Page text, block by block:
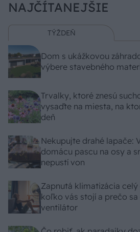
NAJČÍTANEJŠIE
TÝŽDEŇ
Dom s ukážkovou
výbere stavebného
Trvalky, ktoré znesú
vysaďte na miesta, na
deň
Nekupujte drahé lapače:
domácu pascu na osy a
nepustí von
Zapnutá klimatizácia celý
koľko vás stojí a prečo
ventilátor